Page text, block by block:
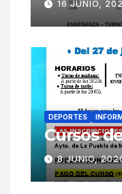
16 JUNIO,
DEPORTES
Cursos
8 JUNIO,